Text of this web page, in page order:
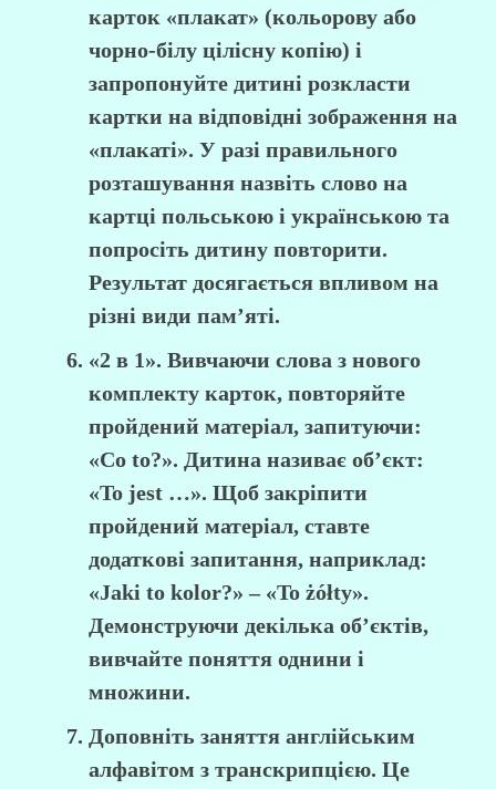
карток «плакат» (кольорову або
чорно-білу цілісну копію) і
запропонуйте дитині розкласти
картки на відповідні зображення на
«плакаті». У разі правильного
розташування назвіть слово на
картці польською і українською та
попросіть дитину повторити.
Результат досягається впливом на
різні види пам’яті.
«2 в 1». Вивчаючи слова з нового
комплекту карток, повторяйте
пройдений матеріал, запитуючи:
«Co to?». Дитина називає об’єкт:
«To jest …». Щоб закріпити
пройдений матеріал, ставте
додаткові запитання, наприклад:
«Jaki to kolor?» – «To żółty».
Демонструючи декілька об’єктів,
вивчайте поняття однини і
множини.
Доповніть заняття англійським
алфавітом з транскрипцією. Це